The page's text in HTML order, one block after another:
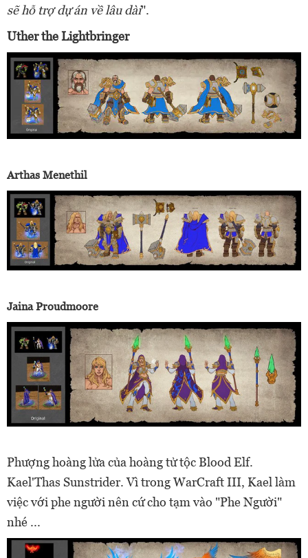
sẽ hỗ trợ dự án về lâu dài".
Uther the Lightbringer
Arthas Menethil
Jaina Proudmoore
Phượng hoàng lửa của hoàng tử tộc Blood Elf.
Kael'Thas Sunstrider. Vì trong WarCraft III, Kael làm
việc với phe người nên cứ cho tạm vào "Phe Người"
nhé ...